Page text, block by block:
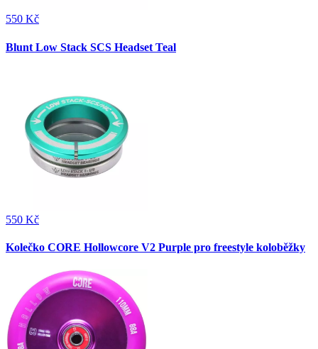
550 Kč
Blunt Low Stack SCS Headset Teal
550 Kč
Kolečko CORE Hollowcore V2 Purple pro freestyle koloběžky